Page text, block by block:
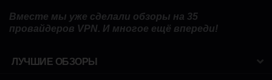
Вместе мы уже сделали обзоры на 35
провайдеров VPN. И многое ещё впереди!
ЛУЧШИЕ ОБЗОРЫ